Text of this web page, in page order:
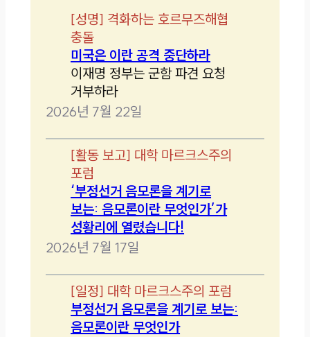
[성명] 격화하는 호르무즈해협
충돌
미국은 이란 공격 중단하라
이재명 정부는 군함 파견 요청
거부하라
2026년 7월 22일
[활동 보고] 대학 마르크스주의
포럼
‘부정선거 음모론을 계기로
보는: 음모론이란 무엇인가’가
성황리에 열렸습니다!
2026년 7월 17일
[일정] 대학 마르크스주의 포럼
부정선거 음모론을 계기로 보는:
음모론이란 무엇인가